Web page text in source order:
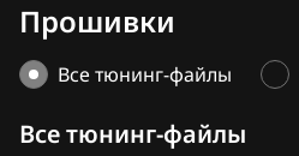
BMW
Brilliance
FX45
FX50
G25
3GIJENF_1CG060_SH705513N
3GIJENF_1CG070_SH705513N
Прошивки
Все тюнинг-файлы
Все тюнинг-файлы